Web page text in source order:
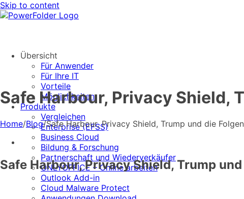
Skip to content
Übersicht
Für Anwender
Für Ihre IT
Vorteile
Möglichkeiten
Produkte
Vergleichen
Enterprise (EFSS)
Business Cloud
Bildung & Forschung
Partnerschaft und Wiederverkäufer
ONLYOFFICE – Online arbeiten
Outlook Add-in
Cloud Malware Protect
Safe Harbour, Privacy Shield,
Home/Blog/Safe Harbour, Privacy Shield, Trump und die Folgen
Safe Harbour, Privacy Shield, Trump